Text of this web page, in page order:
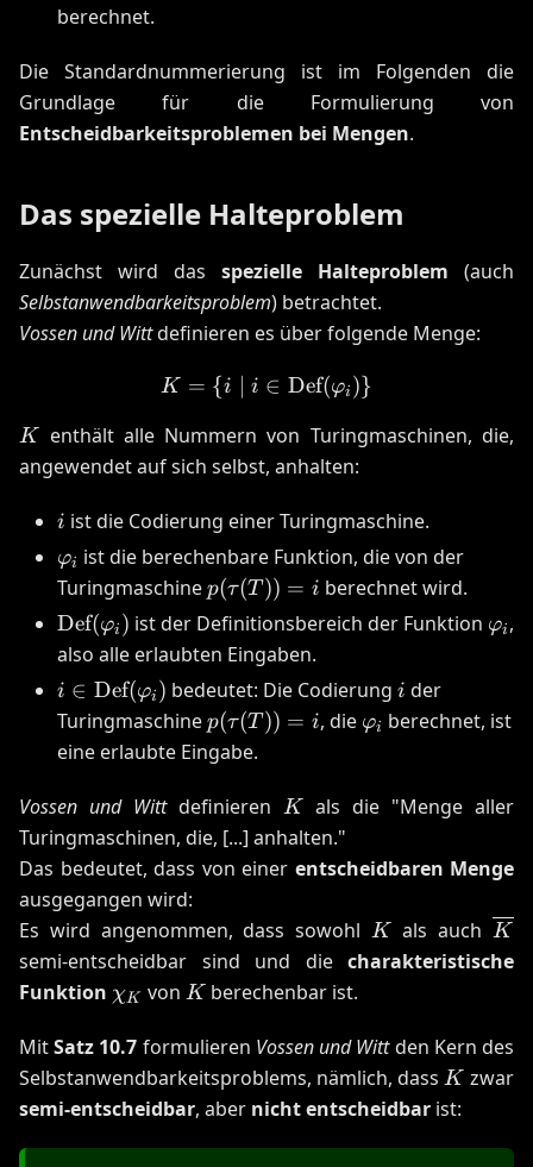
berechnet.
Die Standardnummerierung ist im Folgenden die
Grundlage für die Formulierung von
Entscheidbarkeitsproblemen bei Mengen.
Das spezielle Halteproblem
Zunächst wird das spezielle Halteproblem (auch
Selbstanwendbarkeitsproblem) betrachtet.
Vossen und Wittdefinieren es über folgende Menge:
K = \{i \mid i \in
K = {i i ∈ Def(φi )}
K
K
enthält alle Nummern von Turingmaschinen, die,
angewendet auf sich selbst, anhalten:
i
i ist die Codierung einer Turingmaschine.
\varphi_i
φi ist die berechenbare Funktion, die von der
Turingmaschinep(\tau(T))
= i
p(τ(T)) = i berechnet wird.
\text{Def}
(\varphi_i)
Def(φi ) ist der Definitionsbereich der Funktion φi ,
also alle erlaubten Eingaben.
i \in
\text{Def}
(\varphi_i)
i ∈ Def(φi ) bedeutet: Die Codierung i
i der
Turingmaschinep(\tau(T))
= i
p(τ(T)) = i, die \varphi_i
φi berechnet, ist
eine erlaubte Eingabe.
Vossen und Wittdefinieren K
K
als die "Menge aller
Turingmaschinen, die, [...] anhalten."
Das bedeutet, dass von einer entscheidbaren Menge
ausgegangen wird:
Es wird angenommen, dass sowohlK
K als auch K
semi-entscheidbar sind und die charakteristische
Funktion \chi_K
χK von K
K berechenbar ist.
MitSatz 10.7 formulieren Vossen und Wittden Kern des
Selbstanwendbarkeitsproblems, nämlich, dassK
K zwar
semi-entscheidbar, aber nicht entscheidbar ist: